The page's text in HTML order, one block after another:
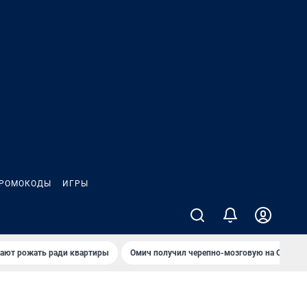
ИГРЫ
рожать ради квартиры Омич получил черепно-мозговую на ОНПЗ